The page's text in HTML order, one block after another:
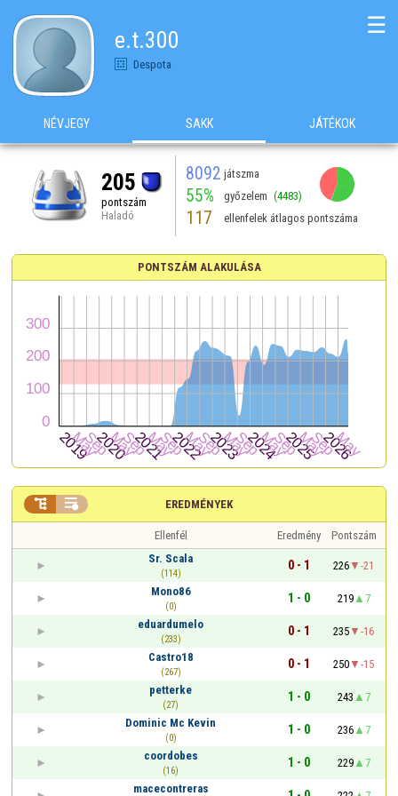
e.t.300
Despota
☰
NÉVJEGY SAKK JÁTÉKOK
205
pontszám
Haladó
8092 játszma
55% győzelem (4483)
117 ellenfelek átlagos pontszáma
PONTSZÁM ALAKULÁSA
EREDMÉNYEK
 
Ellenfél Eredmény
Pontszám
Sr. Scala
(114)
0 - 1 226
-21
Mono86
(0)
1 - 0 219
7
eduardumelo
(233)
0 - 1 235
-16
Castro18
(267)
0 - 1 250
-15
petterke
(27)
1 - 0 243
7
Dominic Mc Kevin
(0)
1 - 0 236
7
coordobes
(16)
1 - 0 229
7
macecontreras